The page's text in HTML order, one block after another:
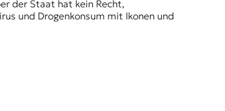
der Staat hat kein Recht,
und Drogenkonsum mit Ikonen und